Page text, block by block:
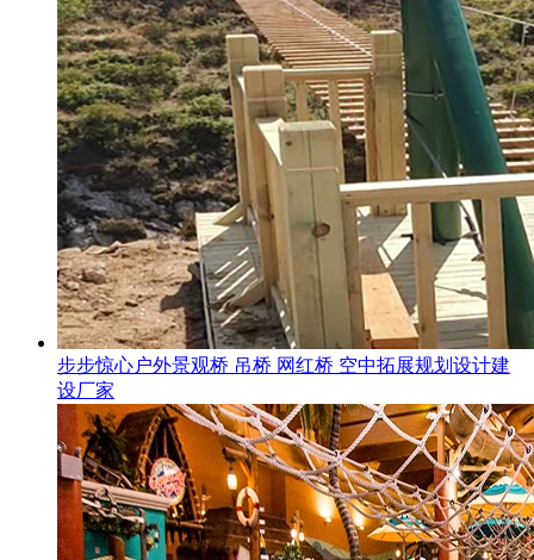
步步惊心户外景观桥 吊桥 网红桥 空中拓展规划设计建
设厂家